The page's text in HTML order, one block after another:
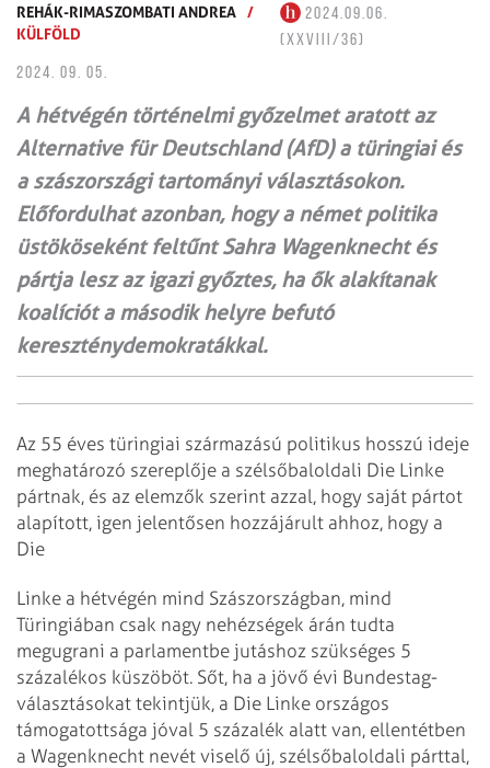
REHÁK-RIMASZOMBATI ANDREA /
KÜLFÖLD
2024.09.06.
(XXVIII/36)
2024. 09. 05.
A hétvégén történelmi győzelmet aratott az
Alternative für Deutschland (AfD) a türingiai és
a szászországi tartományi választásokon.
Előfordulhat azonban, hogy a német politika
üstököseként feltűnt Sahra Wagenknecht és
pártja lesz az igazi győztes, ha ők alakítanak
koalíciót a második helyre befutó
kereszténydemokratákkal.
Az 55 éves türingiai származású politikus hosszú ideje
meghatározó szereplője a szélsőbaloldali Die Linke
pártnak, és az elemzők szerint azzal, hogy saját pártot
alapított, igen jelentősen hozzájárult ahhoz, hogy a
Die
Linke a hétvégén mind Szászországban, mind
Türingiában csak nagy nehézségek árán tudta
megugrani a parlamentbe jutáshoz szükséges 5
százalékos küszöböt. Sőt, ha a jövő évi Bundestag-
választásokat tekintjük, a Die Linke országos
támogatottsága jóval 5 százalék alatt van, ellentétben
a Wagenknecht nevét viselő új, szélsőbaloldali párttal,